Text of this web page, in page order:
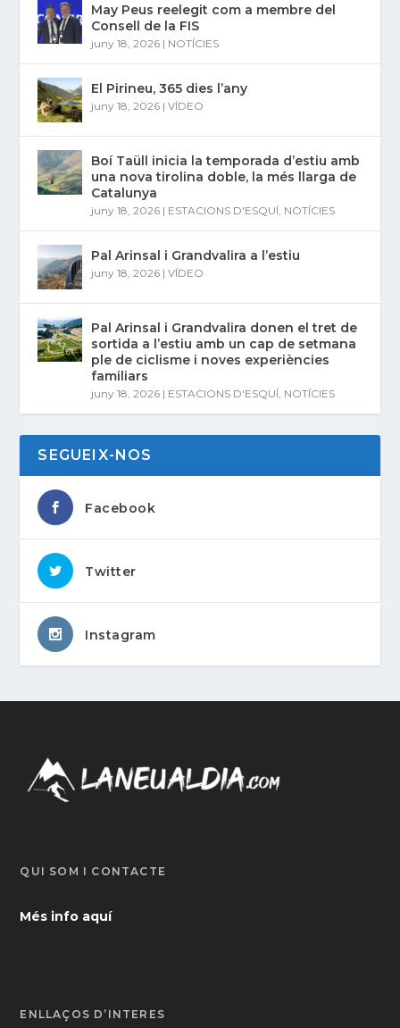
May Peus reelegit com a membre del
Consell de la FIS
juny 18, 2026 | NOTÍCIES
El Pirineu, 365 dies l’any
juny 18, 2026 |VÍDEO
Boí Taüll inicia la temporada d’estiu amb
una nova tirolina doble, la més llarga de
Catalunya
juny 18, 2026 | ESTACIONS D'ESQUÍ NOTÍCIES
Pal Arinsal i Grandvalira a l’estiu
juny 18, 2026 |VÍDEO
Pal Arinsal i Grandvalira donen el tret de
sortida a l’estiu amb un cap de setmana
ple de ciclisme i noves experiències
familiars
juny 18, 2026 | ESTACIONS D'ESQUÍ NOTÍCIES
SEGUEIX-NOS
Facebook
Twitter
Instagram
QUI SOM I CONTACTE
Més info aquí
ENLLAÇOS D’INTERÈS